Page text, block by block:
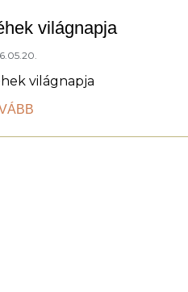
világnapja
világnapja